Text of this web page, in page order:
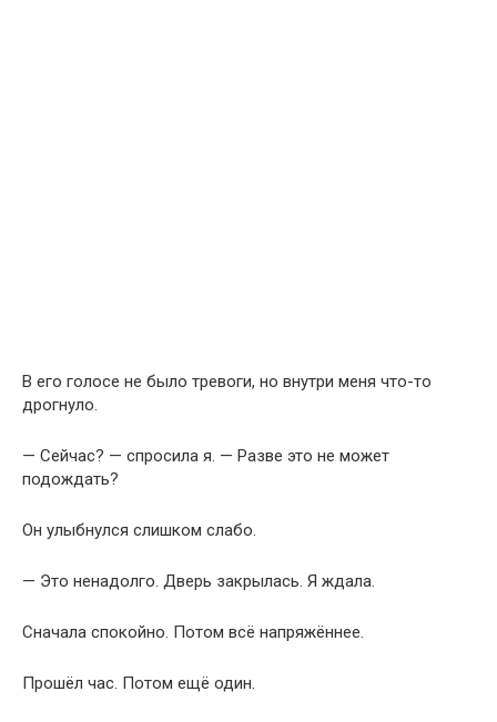
В его голосе не было тревоги, но внутри меня что-то
дрогнуло.
— Сейчас? — спросила я. — Разве это не может
подождать?
Он улыбнулся слишком слабо.
— Это ненадолго. Дверь закрылась. Я ждала.
Сначала спокойно. Потом всё напряжённее.
Прошёл час. Потом ещё один.